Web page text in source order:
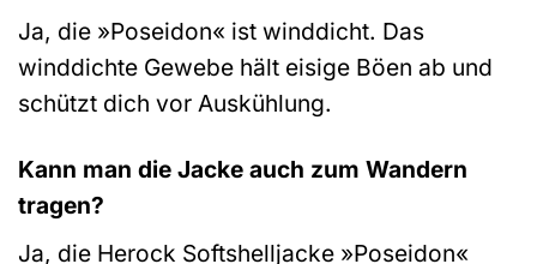
Ja, die »Poseidon« ist winddicht. Das
winddichte Gewebe hält eisige Böen ab und
schützt dich vor Auskühlung.
Kann man die Jacke auch zum Wandern
tragen?
Ja, die Herock Softshelljacke »Poseidon«